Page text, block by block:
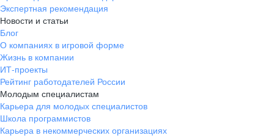
Экспертная рекомендация
Новости и статьи
Блог
О компаниях в игровой форме
Жизнь в компании
ИТ-проекты
Рейтинг работодателей России
Молодым специалистам
Карьера для молодых специалистов
Школа программистов
Карьера в некоммерческих организациях